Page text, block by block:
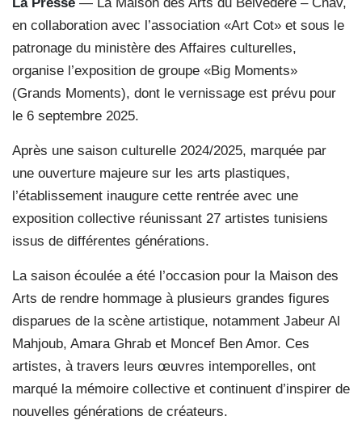
en collaboration avec l’association «Art Cot» et sous le
patronage du ministère des Affaires culturelles,
organise l’exposition de groupe «Big Moments»
(Grands Moments), dont le vernissage est prévu pour
le 6 septembre 2025.
Après une saison culturelle 2024/2025, marquée par
une ouverture majeure sur les arts plastiques,
l’établissement inaugure cette rentrée avec une
exposition collective réunissant 27 artistes tunisiens
issus de différentes générations.
La saison écoulée a été l’occasion pour la Maison des
Arts de rendre hommage à plusieurs grandes figures
disparues de la scène artistique, notamment Jabeur Al
Mahjoub, Amara Ghrab et Moncef Ben Amor. Ces
artistes, à travers leurs œuvres intemporelles, ont
marqué la mémoire collective et continuent d’inspirer de
nouvelles générations de créateurs.